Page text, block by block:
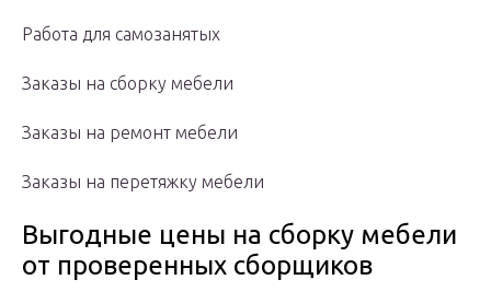
Работа для самозанятых
Заказы на сборку мебели
Заказы на ремонт мебели
Заказы на перетяжку мебели
Выгодные цены на сборку мебели
от проверенных сборщиков